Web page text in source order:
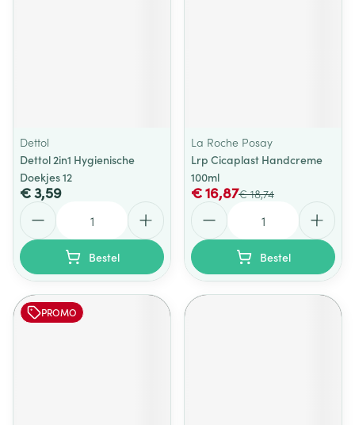
Dettol
Dettol 2in1 Hygienische
Doekjes 12
€ 3,59
Bestel
La Roche Posay
Lrp Cicaplast Handcreme
100ml
€ 18,74
€ 16,87
Bestel
PROMO